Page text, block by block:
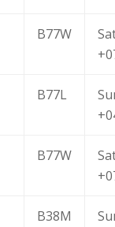
B77W
B77L
B77W
B38M